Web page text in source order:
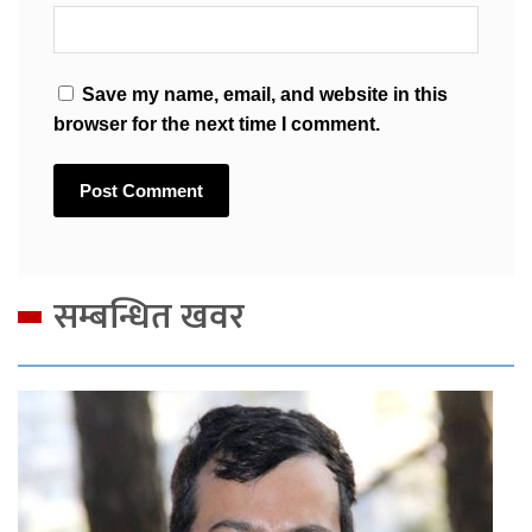
Save my name, email, and website in this
browser for the next time I comment.
सम्बन्धित खवर